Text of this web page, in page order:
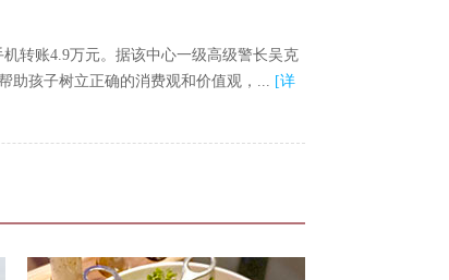
转账4.9万元。据该中心一级高级警长吴克
助孩子树立正确的消费观和价值观，... [详